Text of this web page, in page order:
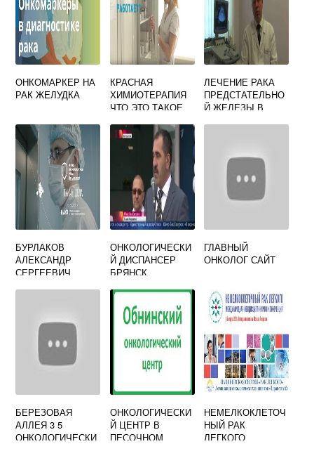
ОНКОМАРКЕР НА
РАК ЖЕЛУДКА
КРАСНАЯ
ХИМИОТЕРАПИЯ
ЧТО ЭТО ТАКОЕ
ЛЕЧЕНИЕ РАКА
ПРЕДСТАТЕЛЬНО
Й ЖЕЛЕЗЫ В
БУРЛАКОВ
АЛЕКСАНДР
СЕРГЕЕВИЧ
ОНКОЛОГИЧЕСКИ
Й ДИСПАНСЕР
БРЯНСК
САЙТ
ГЛАВНЫЙ
ОНКОЛОГ САЙТ
БЕРЕЗОВАЯ
АЛЛЕЯ 3 5
ОНКОЛОГИЧЕСКИ
ОНКОЛОГИЧЕСКИ
Й ЦЕНТР В
ПЕСОЧНОМ
НЕМЕЛКОКЛЕТОЧ
НЫЙ РАК
ЛЕГКОГО